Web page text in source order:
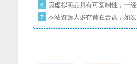
6 因虚拟商品具有可复制性，一经
7 本站资源大多存储在云盘，如